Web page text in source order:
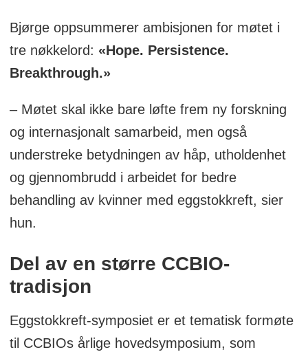
Bjørge oppsummerer ambisjonen for møtet i
tre nøkkelord: «Hope. Persistence.
Breakthrough.»
– Møtet skal ikke bare løfte frem ny forskning
og internasjonalt samarbeid, men også
understreke betydningen av håp, utholdenhet
og gjennombrudd i arbeidet for bedre
behandling av kvinner med eggstokkreft, sier
hun.
Del av en større CCBIO-
tradisjon
Eggstokkreft-symposiet er et tematisk formøte
til CCBIOs årlige hovedsymposium, som